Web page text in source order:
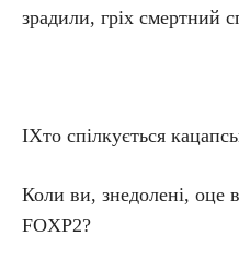
зрадили, гріх смертний
ІХто спілкується
Коли ви, знедолені, оце
FOXP2?